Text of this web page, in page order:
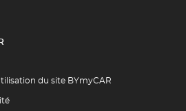
du site BYmyCAR